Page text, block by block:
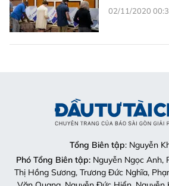
02/11/2020
Tổng Biên tập: Nguyễn
Phó Tổng Biên tập:Nguyễn Ngọc Anh,
Thị Hồng Sương, Trương Đức Nghĩa,